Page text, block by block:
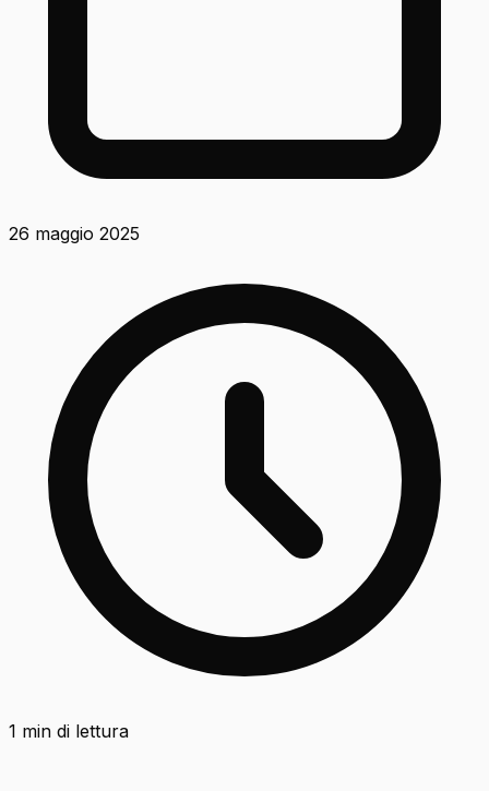
26 maggio 2025
1 min di lettura